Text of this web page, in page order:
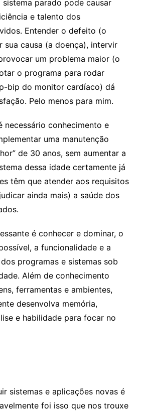
parado pode causar
e talento dos
Entender o defeito (o
sua causa (a doença), intervir
um problema maior (o
o programa para rodar
bip do monitor cardíaco) dá
Pelo menos para mim.
necessário conhecimento e
uma manutenção
de 30 anos, sem aumentar a
dessa idade certamente já
têm que atender aos requisitos
ainda mais) a saúde dos
é conhecer e dominar, o
a funcionalidade e a
programas e sistemas sob
Além de conhecimento
ferramentas e ambientes,
desenvolva memória,
e habilidade para focar no
sistemas e aplicações novas é
foi isso que nos trouxe